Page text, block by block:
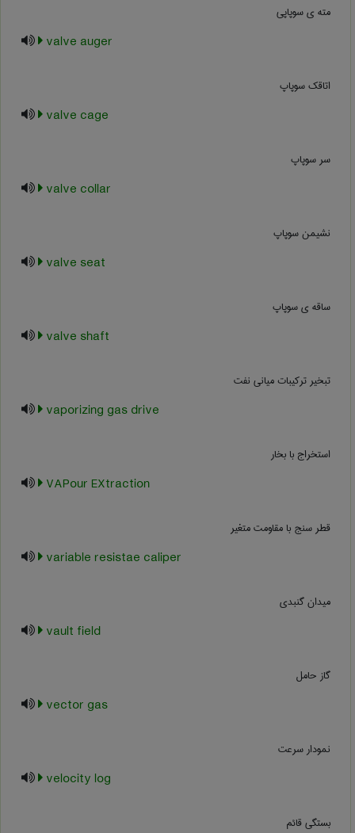
مته ی سوپاپی
valve auger
اتاقک سوپاپ
valve cage
سر سوپاپ
valve collar
نشیمن سوپاپ
valve seat
ساقه ی سوپاپ
valve shaft
تبخیر ترکیبات میانی نفت
vaporizing gas drive
استخراج با بخار
VAPour EXtraction
قطر سنج با مقاومت متغیر
variable resistae caliper
میدان گنبدی
vault field
گاز حامل
vector gas
نمودار سرعت
velocity log
بستگی قائم